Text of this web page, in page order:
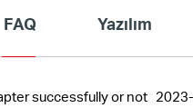
FAQ Yazılım
successfully or not